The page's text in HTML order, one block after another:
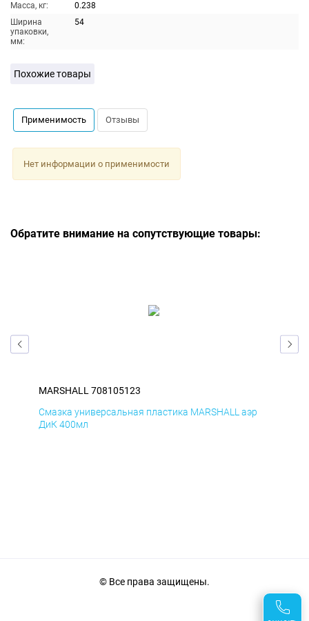
Масса, кг:
0.238
Ширина
упаковки,
мм:
54
Похожие товары
Применимость Отзывы
Нет информации о применимости
Обратите внимание на сопутствующие товары:
MARSHALL 708105123
Смазка универсальная пластика MARSHALL аэр
ДиК 400мл
© Все права защищены.